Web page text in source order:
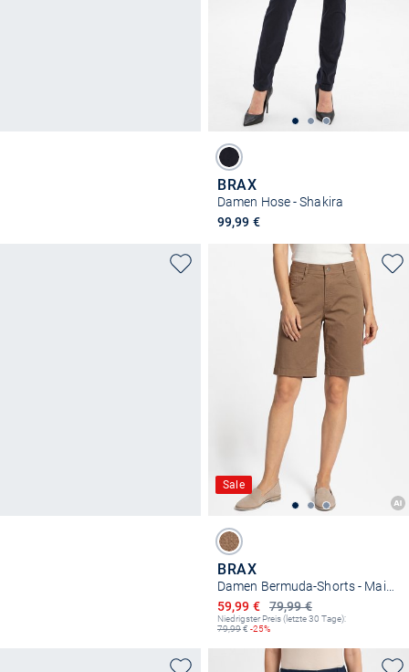
BRAX
Damen Hose - Shakira
99,99 €
Sale
BRAX
Damen Bermuda-Shorts - Maine B
79,99 €
Ermäßigter Preis
59,99 €
Niedrigster Preis (letzte 30 Tage):
79,99€ -25%